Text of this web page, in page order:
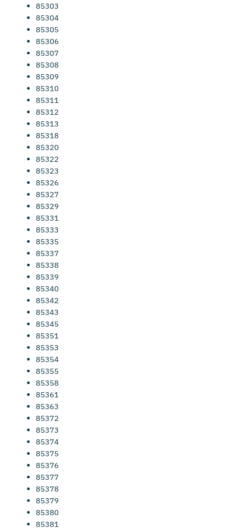
85303
85304
85305
85306
85307
85308
85309
85310
85311
85312
85313
85318
85320
85322
85323
85326
85327
85329
85331
85333
85335
85337
85338
85339
85340
85342
85343
85345
85351
85353
85354
85355
85358
85361
85363
85372
85373
85374
85375
85376
85377
85378
85379
85380
85381